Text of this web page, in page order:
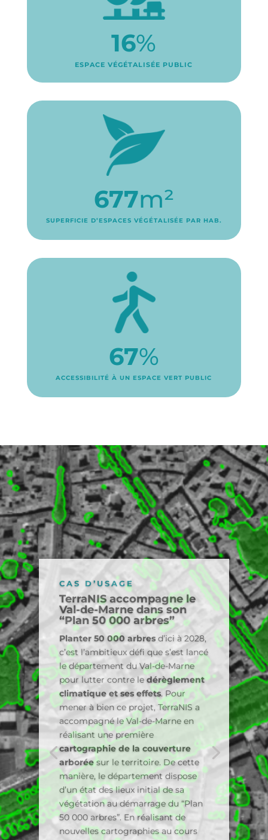
16%
ESPACE VÉGÉTALISÉE PUBLIC
677m²
SUPERFICIE D’ESPACES VÉGÉTALISÉE PAR HAB.
67%
ACCESSIBILITÉÀ UN ESPACE VERT PUBLIC
CAS D’USAGE
Cartographier la canopée
et les toitures
végétalisées de la ville de
Paris
En 2023, TerraNIS a accompagné la
ville de Paris
pour cartographier la
végétation de son territoire. Une
méthode de production
reproductible a été élaborée en
partenariat avec la collectivité et le
CNES afin d’être en mesure de
suivre l’évolution du couvert
végétal. Ce référentiel des surfaces
végétalisées ainsi que des indices
de végétalisation permet à la ville
desuivre les actions mises en
place sur le terrain dans le cadre